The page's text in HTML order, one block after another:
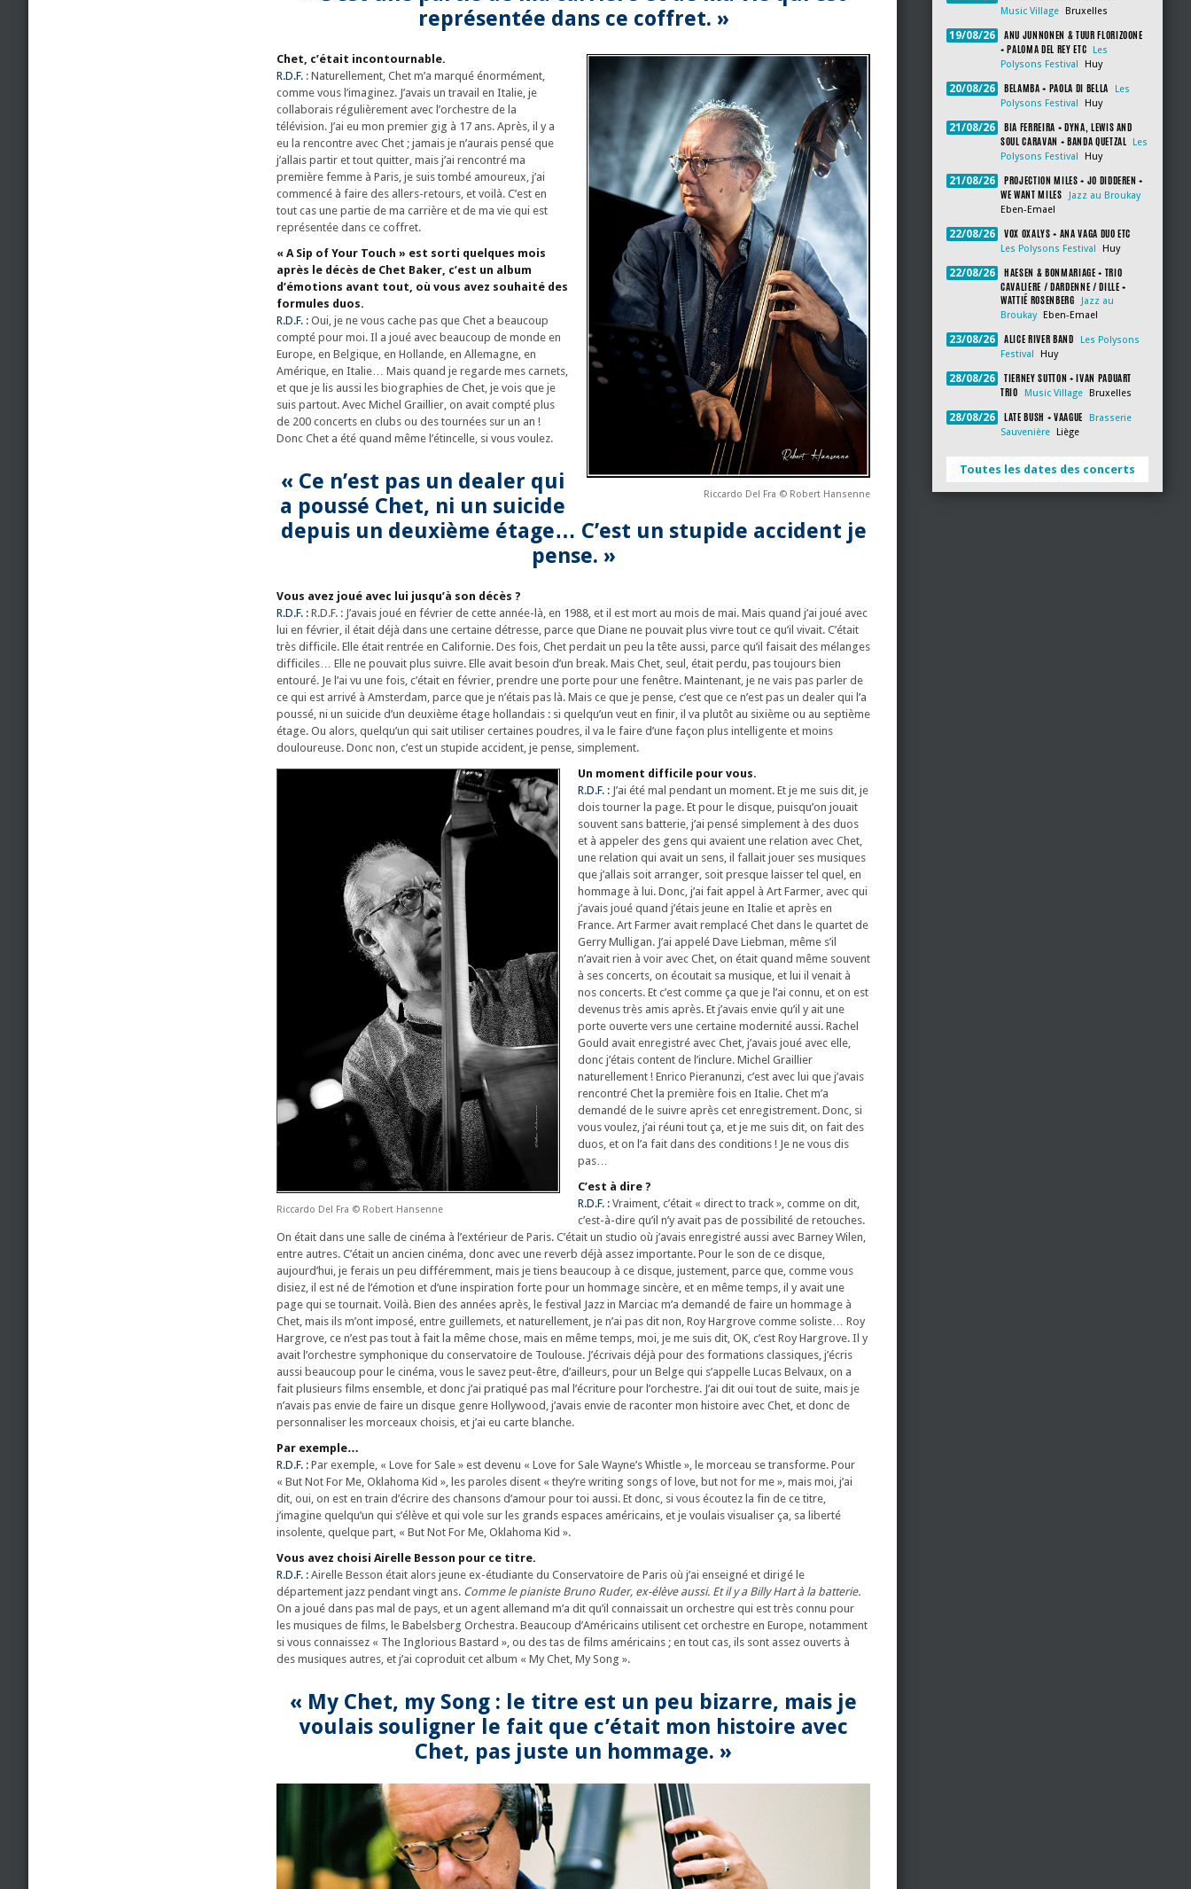
représentée dans ce coffret. »
Riccardo Del Fra © Robert Hansenne
Chet, c’était incontournable.
R.D.F. : Naturellement, Chet m’a marqué énormément,
comme vous l’imaginez. J’avais un travail en Italie, je
collaborais régulièrement avec l’orchestre de la
télévision. J’ai eu mon premier gig à 17 ans. Après, il y a
eu la rencontre avec Chet ; jamais je n’aurais pensé que
j’allais partir et tout quitter, mais j’ai rencontré ma
première femme à Paris, je suis tombé amoureux, j’ai
commencé à faire des allers-retours, et voilà. C’est en
tout cas une partie de ma carrière et de ma vie qui est
représentée dans ce coffret.
« A Sip of Your Touch » est sorti quelques mois
après le décès de Chet Baker, c’est un album
d’émotions avant tout, où vous avez souhaité des
formules duos.
R.D.F. : Oui, je ne vous cache pas que Chet a beaucoup
compté pour moi. Il a joué avec beaucoup de monde en
Europe, en Belgique, en Hollande, en Allemagne, en
Amérique, en Italie… Mais quand je regarde mes carnets,
et que je lis aussi les biographies de Chet, je vois que je
suis partout. Avec Michel Graillier, on avait compté plus
de 200 concerts en clubs ou des tournées sur un an !
Donc Chet a été quand même l’étincelle, si vous voulez.
« Ce n’est pas un dealer qui
a poussé Chet, ni un suicide
depuis un deuxième étage… C’est un stupide accident je
pense. »
Vous avez joué avec lui jusqu’à son décès ?
R.D.F. : R.D.F. : J’avais joué en février de cette année-là, en 1988, et il est mort au mois de mai. Mais quand j’ai joué avec
lui en février, il était déjà dans une certaine détresse, parce que Diane ne pouvait plus vivre tout ce qu’il vivait. C’était
très difficile. Elle était rentrée en Californie. Des fois, Chet perdait un peu la tête aussi, parce qu’il faisait des mélanges
difficiles… Elle ne pouvait plus suivre. Elle avait besoin d’un break. Mais Chet, seul, était perdu, pas toujours bien
entouré. Je l’ai vu une fois, c’était en février, prendre une porte pour une fenêtre. Maintenant, je ne vais pas parler de
ce qui est arrivé à Amsterdam, parce que je n’étais pas là. Mais ce que je pense, c’est que ce n’est pas un dealer qui l’a
poussé, ni un suicide d’un deuxième étage hollandais : si quelqu’un veut en finir, il va plutôt au sixième ou au septième
étage. Ou alors, quelqu’un qui sait utiliser certaines poudres, il va le faire d’une façon plus intelligente et moins
douloureuse. Donc non, c’est un stupide accident, je pense, simplement.
Riccardo Del Fra © Robert Hansenne
Un moment difficile pour vous.
R.D.F. : J’ai été mal pendant un moment. Et je me suis dit, je
dois tourner la page. Et pour le disque, puisqu’on jouait
souvent sans batterie, j’ai pensé simplement à des duos
et à appeler des gens qui avaient une relation avec Chet,
une relation qui avait un sens, il fallait jouer ses musiques
que j’allais soit arranger, soit presque laisser tel quel, en
hommage à lui. Donc, j’ai fait appel à Art Farmer, avec qui
j’avais joué quand j’étais jeune en Italie et après en
France. Art Farmer avait remplacé Chet dans le quartet de
Gerry Mulligan. J’ai appelé Dave Liebman, même s’il
n’avait rien à voir avec Chet, on était quand même souvent
à ses concerts, on écoutait sa musique, et lui il venait à
nos concerts. Et c’est comme ça que je l’ai connu, et on est
devenus très amis après. Et j’avais envie qu’il y ait une
porte ouverte vers une certaine modernité aussi. Rachel
Gould avait enregistré avec Chet, j’avais joué avec elle,
donc j’étais content de l’inclure. Michel Graillier
naturellement ! Enrico Pieranunzi, c’est avec lui que j’avais
rencontré Chet la première fois en Italie. Chet m’a
demandé de le suivre après cet enregistrement. Donc, si
vous voulez, j’ai réuni tout ça, et je me suis dit, on fait des
duos, et on l’a fait dans des conditions ! Je ne vous dis
pas…
C’est à dire ?
R.D.F. : Vraiment, c’était « direct to track », comme on dit,
c’est-à-dire qu’il n’y avait pas de possibilité de retouches.
On était dans une salle de cinéma à l’extérieur de Paris. C’était un studio où j’avais enregistré aussi avec Barney Wilen,
entre autres. C’était un ancien cinéma, donc avec une reverb déjà assez importante. Pour le son de ce disque,
aujourd’hui, je ferais un peu différemment, mais je tiens beaucoup à ce disque, justement, parce que, comme vous
disiez, il est né de l’émotion et d’une inspiration forte pour un hommage sincère, et en même temps, il y avait une
page qui se tournait. Voilà. Bien des années après, le festival Jazz in Marciac m’a demandé de faire un hommage à
Chet, mais ils m’ont imposé, entre guillemets, et naturellement, je n’ai pas dit non, Roy Hargrove comme soliste… Roy
Hargrove, ce n’est pas tout à fait la même chose, mais en même temps, moi, je me suis dit, OK, c’est Roy Hargrove. Il y
avait l’orchestre symphonique du conservatoire de Toulouse. J’écrivais déjà pour des formations classiques, j’écris
aussi beaucoup pour le cinéma, vous le savez peut-être, d’ailleurs, pour un Belge qui s’appelle Lucas Belvaux, on a
fait plusieurs films ensemble, et donc j’ai pratiqué pas mal l’écriture pour l’orchestre. J’ai dit oui tout de suite, mais je
n’avais pas envie de faire un disque genre Hollywood, j’avais envie de raconter mon histoire avec Chet, et donc de
personnaliser les morceaux choisis, et j’ai eu carte blanche.
Par exemple…
R.D.F. : Par exemple, « Love for Sale » est devenu « Love for Sale Wayne’s Whistle », le morceau se transforme. Pour
« But Not For Me, Oklahoma Kid », les paroles disent « they’re writing songs of love, but not for me », mais moi, j’ai
dit, oui, on est en train d’écrire des chansons d’amour pour toi aussi. Et donc, si vous écoutez la fin de ce titre,
j’imagine quelqu’un qui s’élève et qui vole sur les grands espaces américains, et je voulais visualiser ça, sa liberté
insolente, quelque part, « But Not For Me, Oklahoma Kid ».
Vous avez choisi Airelle Besson pour ce titre.
R.D.F. : Airelle Besson était alors jeune ex-étudiante du Conservatoire de Paris où j’ai enseigné et dirigé le
département jazz pendant vingt ans. Comme le pianiste Bruno Ruder, ex-élève aussi. Et il y a Billy Hart à la batterie.
On a joué dans pas mal de pays, et un agent allemand m’a dit qu’il connaissait un orchestre qui est très connu pour
les musiques de films, le Babelsberg Orchestra. Beaucoup d’Américains utilisent cet orchestre en Europe, notamment
si vous connaissez « The Inglorious Bastard », ou des tas de films américains ; en tout cas, ils sont assez ouverts à
des musiques autres, et j’ai coproduit cet album « My Chet, My Song ».
« My Chet, my Song : le titre est un peu bizarre, mais je
voulais souligner le fait que c’était mon histoire avec
Chet, pas juste un hommage. »
Music Village Bruxelles
19/08/26
ANU JUNNONEN & TUUR FLORIZOONE
+ PALOMA DEL REY ETC
Les
Polysons Festival
Huy
20/08/26 BELAMBA + PAOLA DI BELLA
Les
Polysons Festival
Huy
21/08/26
BIA FERREIRA + DYNA, LEWIS AND
SOUL CARAVAN + BANDA QUETZAL
Les
Polysons Festival
Huy
21/08/26
PROJECTION MILES + JO DIDDEREN +
WE WANT MILES
Jazz au Broukay
Eben-Emael
22/08/26 VOX OXALYS + ANA VAGA DUO ETC
Les Polysons Festival Huy
22/08/26
HAESEN & BONMARIAGE + TRIO
CAVALIERE / DARDENNE / DILLE +
WATTIÉ ROSENBERG
Jazz au
Broukay
Eben-Emael
23/08/26 ALICE RIVER BAND
Les Polysons
Festival
Huy
28/08/26
TIERNEY SUTTON + IVAN PADUART
TRIO
Music Village Bruxelles
28/08/26 LATE BUSH + VAAGUE
Brasserie
Sauvenière
Liège
Toutes les dates des concerts